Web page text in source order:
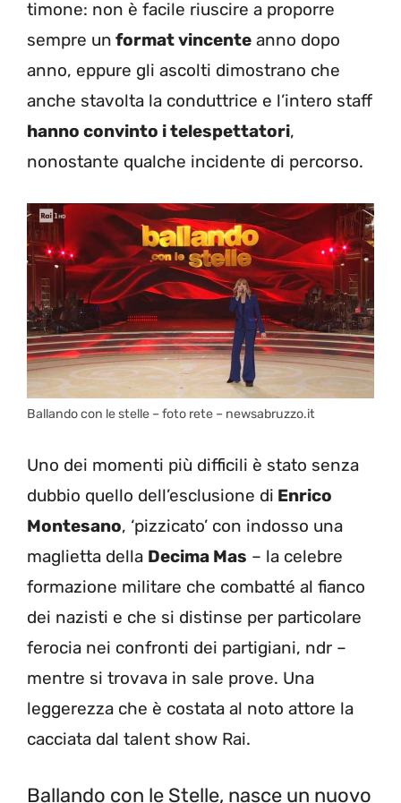
timone: non è facile riuscire a proporre
sempre un format vincente anno dopo
anno, eppure gli ascolti dimostrano che
anche stavolta la conduttrice e l’intero staff
hanno convinto i telespettatori,
nonostante qualche incidente di percorso.
Ballando con le stelle – foto rete – newsabruzzo.it
Uno dei momenti più difficili è stato senza
dubbio quello dell’esclusione di Enrico
Montesano, ‘pizzicato’ con indosso una
maglietta della Decima Mas – la celebre
formazione militare che combatté al fianco
dei nazisti e che si distinse per particolare
ferocia nei confronti dei partigiani, ndr –
mentre si trovava in sale prove. Una
leggerezza che è costata al noto attore la
cacciata dal talent show Rai.
Ballando con le Stelle, nasce un nuovo